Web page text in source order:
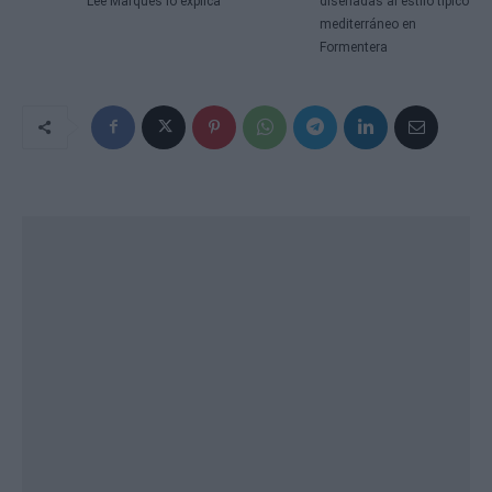
mediterráneo en
Formentera